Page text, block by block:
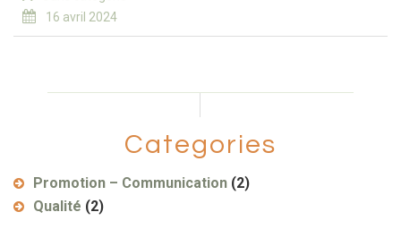
16 avril 2024
Categories
Promotion – Communication (2)
Qualité (2)